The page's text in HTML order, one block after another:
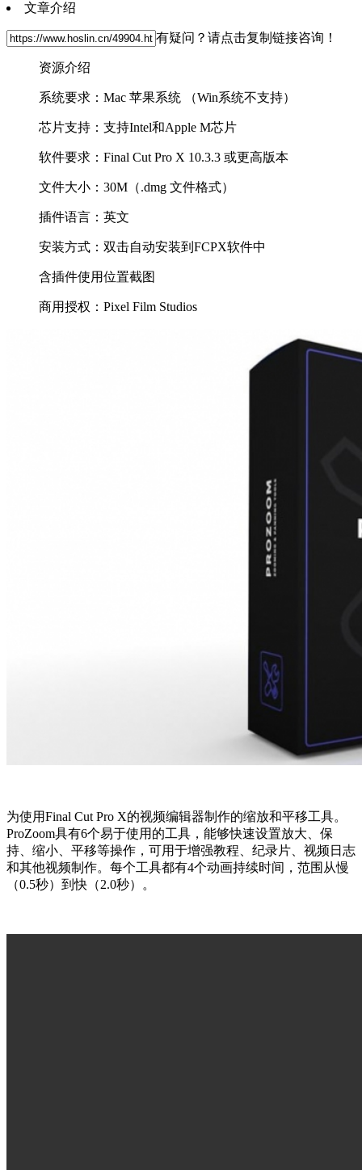
文章介绍
有疑问？请点击复制链接咨询！
资源介绍
系统要求：Mac 苹果系统 （Win系统不支持）
芯片支持：支持Intel和Apple M芯片
软件要求：Final Cut Pro X 10.3.3 或更高版本
文件大小：30M（.dmg 文件格式）
插件语言：英文
安装方式：双击自动安装到FCPX软件中
含插件使用位置截图
商用授权：Pixel Film Studios
为使用Final Cut Pro X的视频编辑器制作的缩放和平移工具。
ProZoom具有6个易于使用的工具，能够快速设置放大、保
持、缩小、平移等操作，可用于增强教程、纪录片、视频日志
和其他视频制作。每个工具都有4个动画持续时间，范围从慢
（0.5秒）到快（2.0秒）。